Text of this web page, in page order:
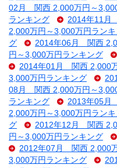
02月 関西 2,000万円～
ランキング
2014年11月
2,000万円～3,000万円ラン
グ
2014年06月 関西
円～3,000万円ランキング
2014年01月 関西 2,000
3,000万円ランキング
08月 関西 2,000万円～
ランキング
2013年05月
2,000万円～3,000万円ラン
グ
2012年12月 関西
円～3,000万円ランキング
2012年07月 関西 2,000
3,000万円ランキング